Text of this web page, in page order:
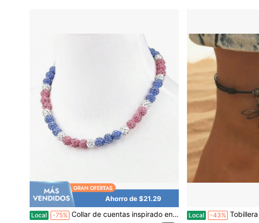
Ahorro de $21.29
Local -75% Collar de cuentas inspirado en el béisbol, joyería deportiva con cuentas brillantes para mujeres y hombres, 17 pulgadas, para mayores de 8 años Local -43% Tobillera con colgante de libélula